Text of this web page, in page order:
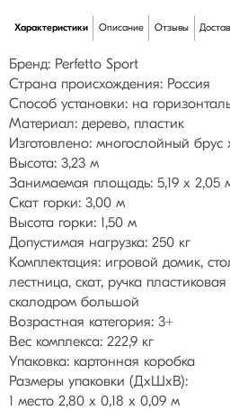
Характеристики Описание Отзывы
Бренд: Perfetto Sport
Страна происхождения: Россия
Способ установки: на
Материал: дерево, пластик
Изготовлено: многослойный
Высота: 3,23 м
Занимаемая площадь: 5,19 х 2,05
Скат горки: 3,00 м
Высота горки: 1,50 м
Допустимая нагрузка: 250 кг
Комплектация: игровой домик,
лестница, скат, ручка
скалодром большой
Возрастная категория: 3+
Вес комплекса: 222,9 кг
Упаковка: картонная коробка
Размеры упаковки (ДхШхВ):
1 место 2,80 х 0,18 х 0,09 м